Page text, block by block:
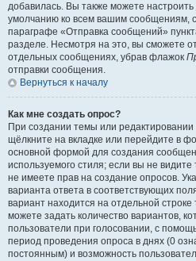
добавилась. Вы также можете
умолчанию ко всем вашим сообщениям,
параграфе «Отправка сообщений»
разделе. Несмотря на это, вы сможете
отдельных сообщениях, убрав флажок
отправки сообщения.
Вернуться к началу
Как мне создать опрос?
При создании темы или
щёлкните на вкладке или перейдите в
основной формой для создания
используемого стиля; если вы не
не имеете прав на создание опросов.
варианта ответа в соответствующих
вариант находится на отдельной строке
можете задать количество вариантов,
пользователи при голосовании, с
период проведения опроса в днях (0
постоянным) и возможность